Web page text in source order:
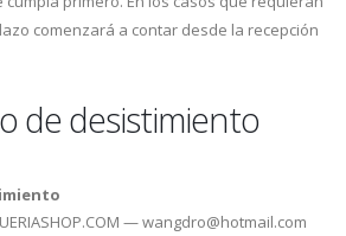
comenzará a contar desde la recepción
de desistimiento
— wangdro@hotmail.com